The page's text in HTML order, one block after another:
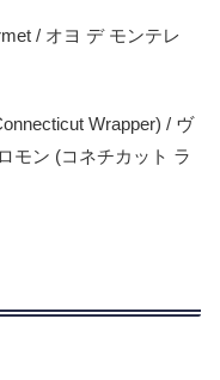
/ オヨ デ モンテレ
Wrapper) / ヴ
モン (コネチカット ラ